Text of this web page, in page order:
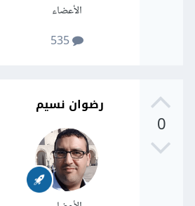
الأعضاء
535
0
رضوان نسيم